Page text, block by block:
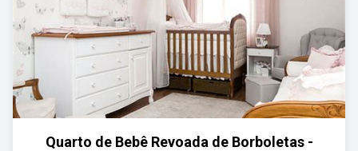
Quarto de Bebê Revoada de Borboletas -